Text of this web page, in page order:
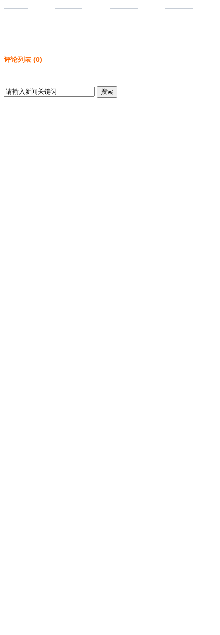
评论列表 (0)